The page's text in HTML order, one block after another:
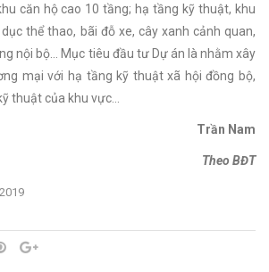
căn hộ cao 10 tầng; hạ tầng kỹ thuật, khu
thể thao, bãi đỗ xe, cây xanh cảnh quan,
nội bộ... Mục tiêu đầu tư Dự án là nhằm xây
mại với hạ tầng kỹ thuật xã hội đồng bộ,
thuật của khu vực...
Trần Nam
Theo BĐT